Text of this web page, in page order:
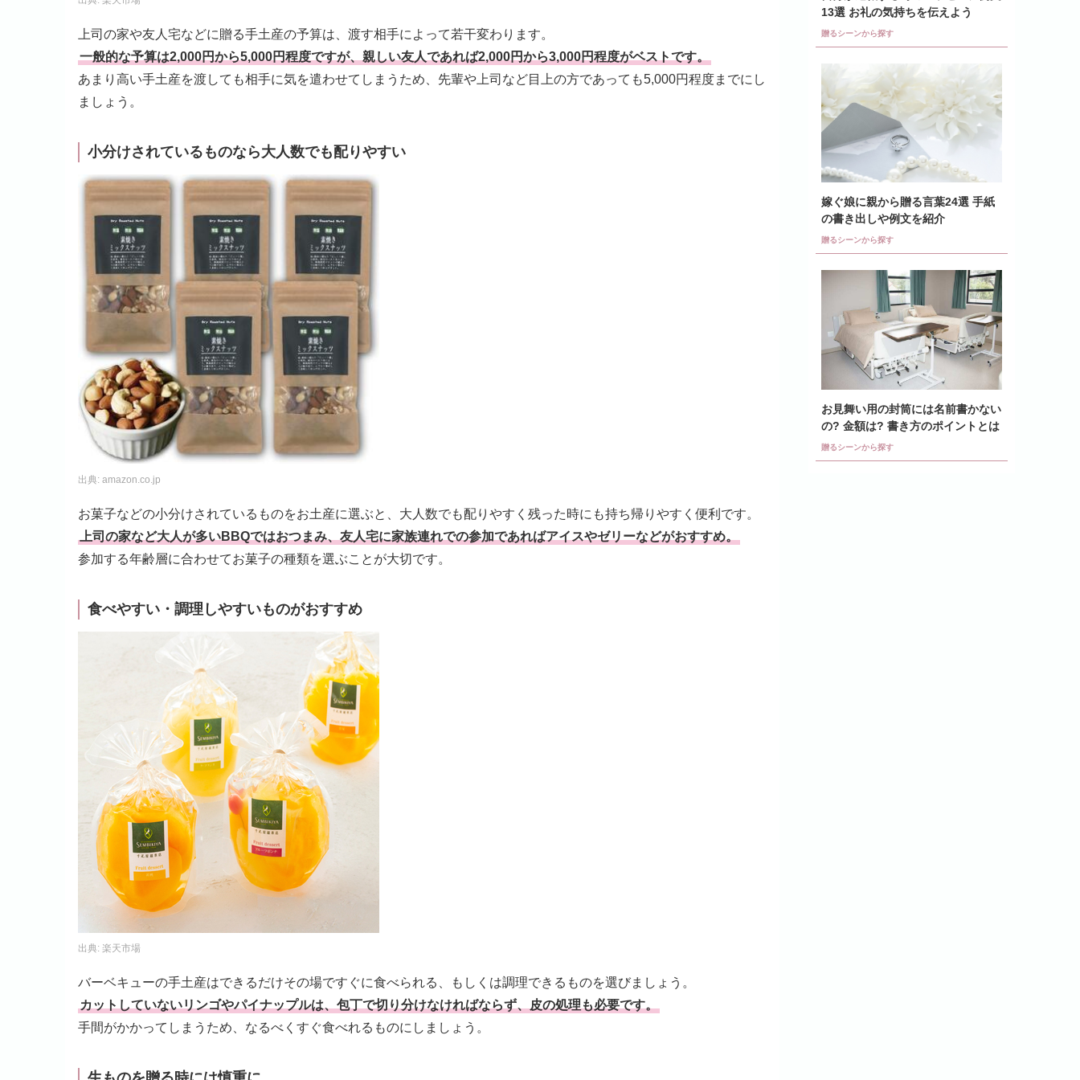
上司の家や友人宅などに贈る手土産の予算は、渡す相手によって若干変わります。
一般的な予算は2,000円から5,000円程度ですが、親しい友人であれば2,000円から3,000円程度がベストです。
あまり高い手土産を渡しても相手に気を遣わせてしまうため、先輩や上司など目上の方であっても5,000円程度までにし
ましょう。
小分けされているものなら大人数でも配りやすい
出典: amazon.co.jp
お菓子などの小分けされているものをお土産に選ぶと、大人数でも配りやすく残った時にも持ち帰りやすく便利です。
上司の家など大人が多いBBQではおつまみ、友人宅に家族連れでの参加であればアイスやゼリーなどがおすすめ。
参加する年齢層に合わせてお菓子の種類を選ぶことが大切です。
食べやすい・調理しやすいものがおすすめ
出典: 楽天市場
バーベキューの手土産はできるだけその場ですぐに食べられる、もしくは調理できるものを選びましょう。
カットしていないリンゴやパイナップルは、包丁で切り分けなければならず、皮の処理も必要です。
手間がかかってしまうため、なるべくすぐ食べれるものにしましょう。
13選 お礼の気持ちを伝えよう
贈るシーンから探す
嫁ぐ娘に親から贈る言葉24選 手紙
の書き出しや例文を紹介
贈るシーンから探す
お見舞い用の封筒には名前書かない
の? 金額は? 書き方のポイントとは
贈るシーンから探す